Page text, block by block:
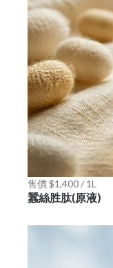
售價 $1,400 / 1L
蠶絲胜肽(原液)